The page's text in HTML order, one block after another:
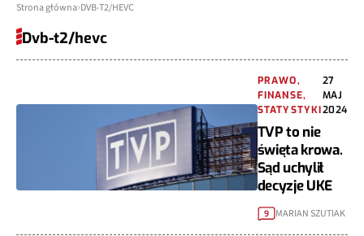
Strona główna DVB-T2/HEVC
Dvb-t2/hevc
PRAWO,
FINANSE,
STATYSTYKI
27
MAJ
2024
TVP to nie
święta krowa.
Sąd uchylił
decyzje UKE
9 MARIAN SZUTIAK